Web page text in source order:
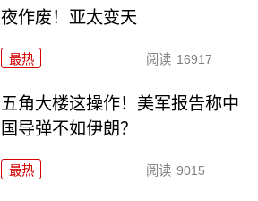
夜作废！亚太变天
最热 阅读 16917
五角大楼这操作！美军报告称中
国导弹不如伊朗？
最热 阅读 9015